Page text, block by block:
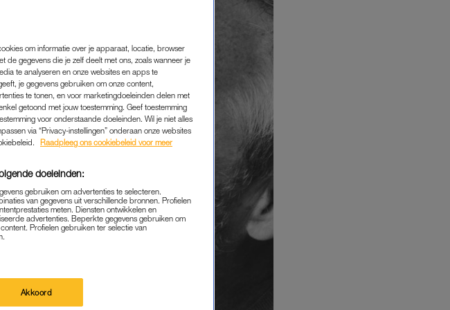
om informatie over je apparaat, locatie, browser
de gegevens die je zelf deelt met ons, zoals wanneer je
te analyseren en onze websites en apps te
je gegevens gebruiken om onze content,
te tonen, en voor marketingdoeleinden delen met
getoond met jouw toestemming. Geef toestemming
voor onderstaande doeleinden. Wil je niet alles
via “Privacy-instellingen” onderaan onze websites
Raadpleeg ons cookiebeleid voor meer
doeleinden:
gebruiken om advertenties te selecteren.
van gegevens uit verschillende bronnen. Profielen
meten. Diensten ontwikkelen en
advertenties. Beperkte gegevens gebruiken om
Profielen gebruiken ter selectie van
Akkoord